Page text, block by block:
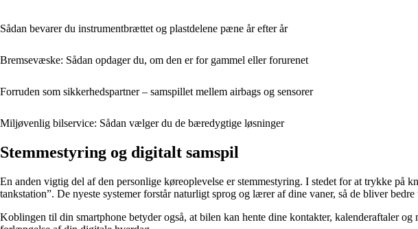
Sådan bevarer du instrumentbrættet og plastdelene pæne år efter år
Bremsevæske: Sådan opdager du, om den er for gammel eller forurenet
Forruden som sikkerhedspartner – samspillet mellem airbags og sensorer
Miljøvenlig bilservice: Sådan vælger du de bæredygtige løsninger
Stemmestyring og digitalt samspil
En anden vigtig del af den personlige køreoplevelse er stemmestyring. I stedet for at trykke
tankstation”. De nyeste systemer forstår naturligt sprog og lærer af dine vaner, så de bliver
Koblingen til din smartphone betyder også, at bilen kan hente dine kontakter, kalenderaftaler